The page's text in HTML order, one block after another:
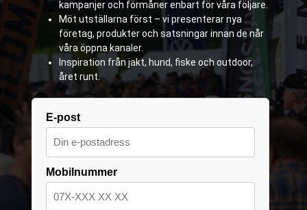
E-post
Mobilnummer
kampanjer och förmåner enbart för våra följare.
Möt utställarna först – vi presenterar nya
företag, produkter och satsningar innan de når
våra öppna kanaler.
Inspiration från jakt, hund, fiske och outdoor,
året runt.